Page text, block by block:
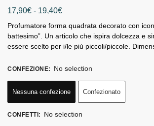
17,90€ - 19,40€
Profumatore forma quadrata decorato con
battesimo”. Un articolo che ispira dolcezza e
essere scelto per i/le più piccoli/piccole.
CONFEZIONE: No selection
Nessuna confezione Confezionato
CONFETTI: No selection